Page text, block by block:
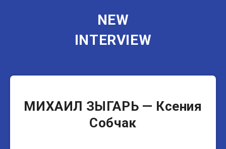
NEW
INTERVIEW
Писатели
МИХАИЛ ЗЫГАРЬ — Ксения
Собчак